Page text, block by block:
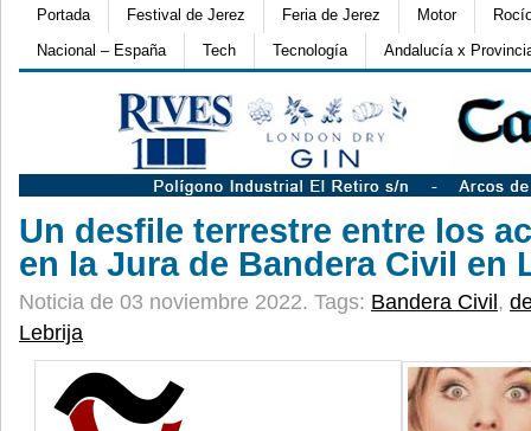
Portada Festival de Jerez Feria de Jerez Motor
Nacional – España
Tech Tecnología Andalucía x
Un desfile terrestre entre los
en la Jura de Bandera Civil en
Noticia de 03 noviembre 2022. Tags: Bandera Civil ,
Lebrija